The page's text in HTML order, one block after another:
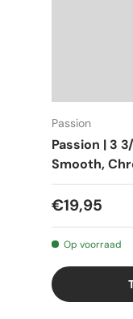
Passion
Passion | 3
Smooth,
€19,95
Op voorraad